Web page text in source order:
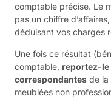
comptable précise. Le
pas un chiffre
déduisant vos charges
Une fois ce résultat
comptable, reportez-le
correspondantes de la
meublées non